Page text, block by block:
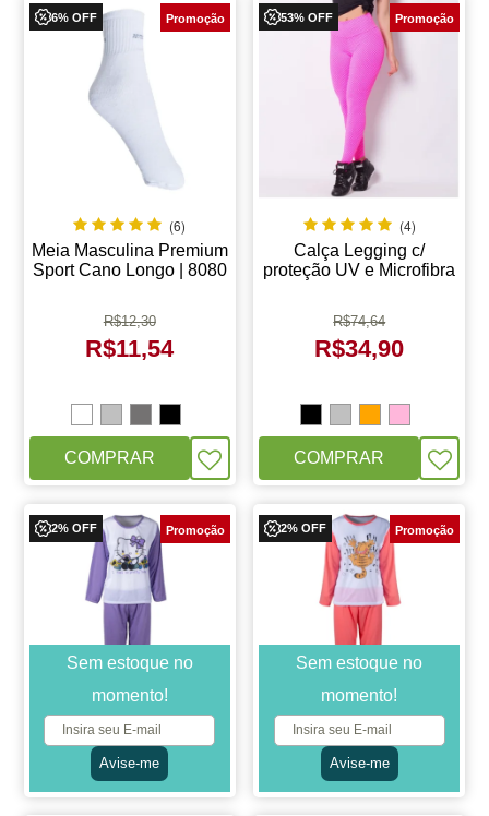
6% OFF
(6)
Meia Masculina Premium
Sport Cano Longo | 8080
R$12,30
R$11,54
COMPRAR
53% OFF
(4)
Calça Legging c/
proteção UV e Microfibra
R$74,64
R$34,90
COMPRAR
2% OFF
Pijama da Hello Kitty
Roxo Feminino Longo de
Inverno Malha
Sem estoque no
momento!
2% OFF
Pijama do Garfield
Salmão Feminino Longo
de Inverno Malha
Sem estoque no
momento!